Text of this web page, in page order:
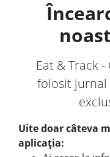
Eat & Track
folosit
Uite doar câteva
aplicația: